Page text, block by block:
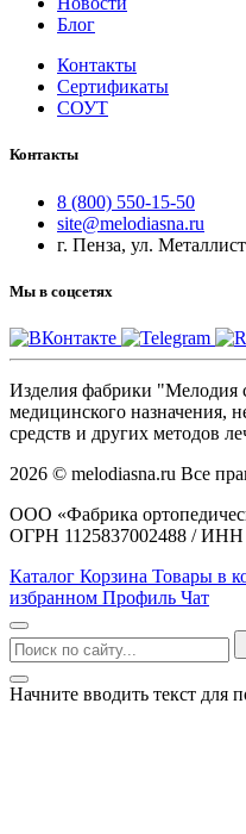
Блог
Контакты
Сертификаты
СОУТ
Контакты
8 (800) 550-15-50
site@melodiasna.ru
г. Пенза, ул.
Мы в соцсетях
Изделия фабрики "Мелодия
медицинского назначения,
средств и других методов
2026 © melodiasna.ru Все
ООО «Фабрика
ОГРН 1125837002488 / ИНН
Каталог Корзина Товары в
избранном Профиль Чат
Начните вводить текст для